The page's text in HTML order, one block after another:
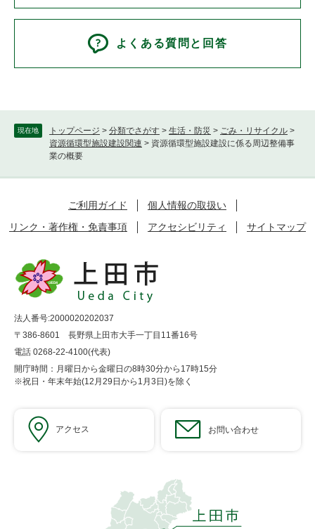
現在地 トップページ > 分類でさがす > 生活・防災 > ごみ・リサイクル >
資源循環型施設建設関連 > 資源循環型施設建設に係る周辺整備事
業の概要
よくある質問と回答
ご利用ガイド
個人情報の取扱い
リンク・著作権・免責事項
アクセシビリティ サイトマップ
法人番号:2000020202037
〒386-8601 長野県上田市大手一丁目11番16号
電話 0268-22-4100(代表)
開庁時間：月曜日から金曜日の8時30分から17時15分
※祝日・年末年始(12月29日から1月3日)を除く
アクセス お問い合わせ